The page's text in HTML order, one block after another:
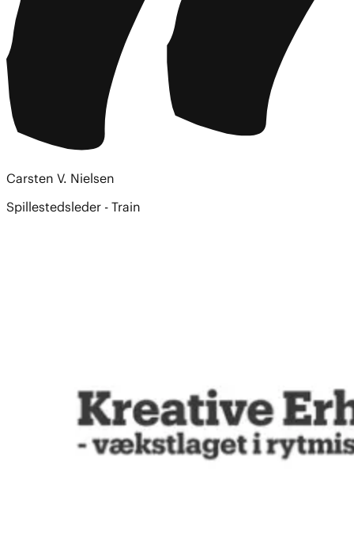
Carsten V. Nielsen
Spillestedsleder - Train